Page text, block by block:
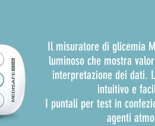
Il misuratore di glicemia
luminoso che mostra
interpretazione dei dati.
intuitivo e
I puntali per test in
agenti